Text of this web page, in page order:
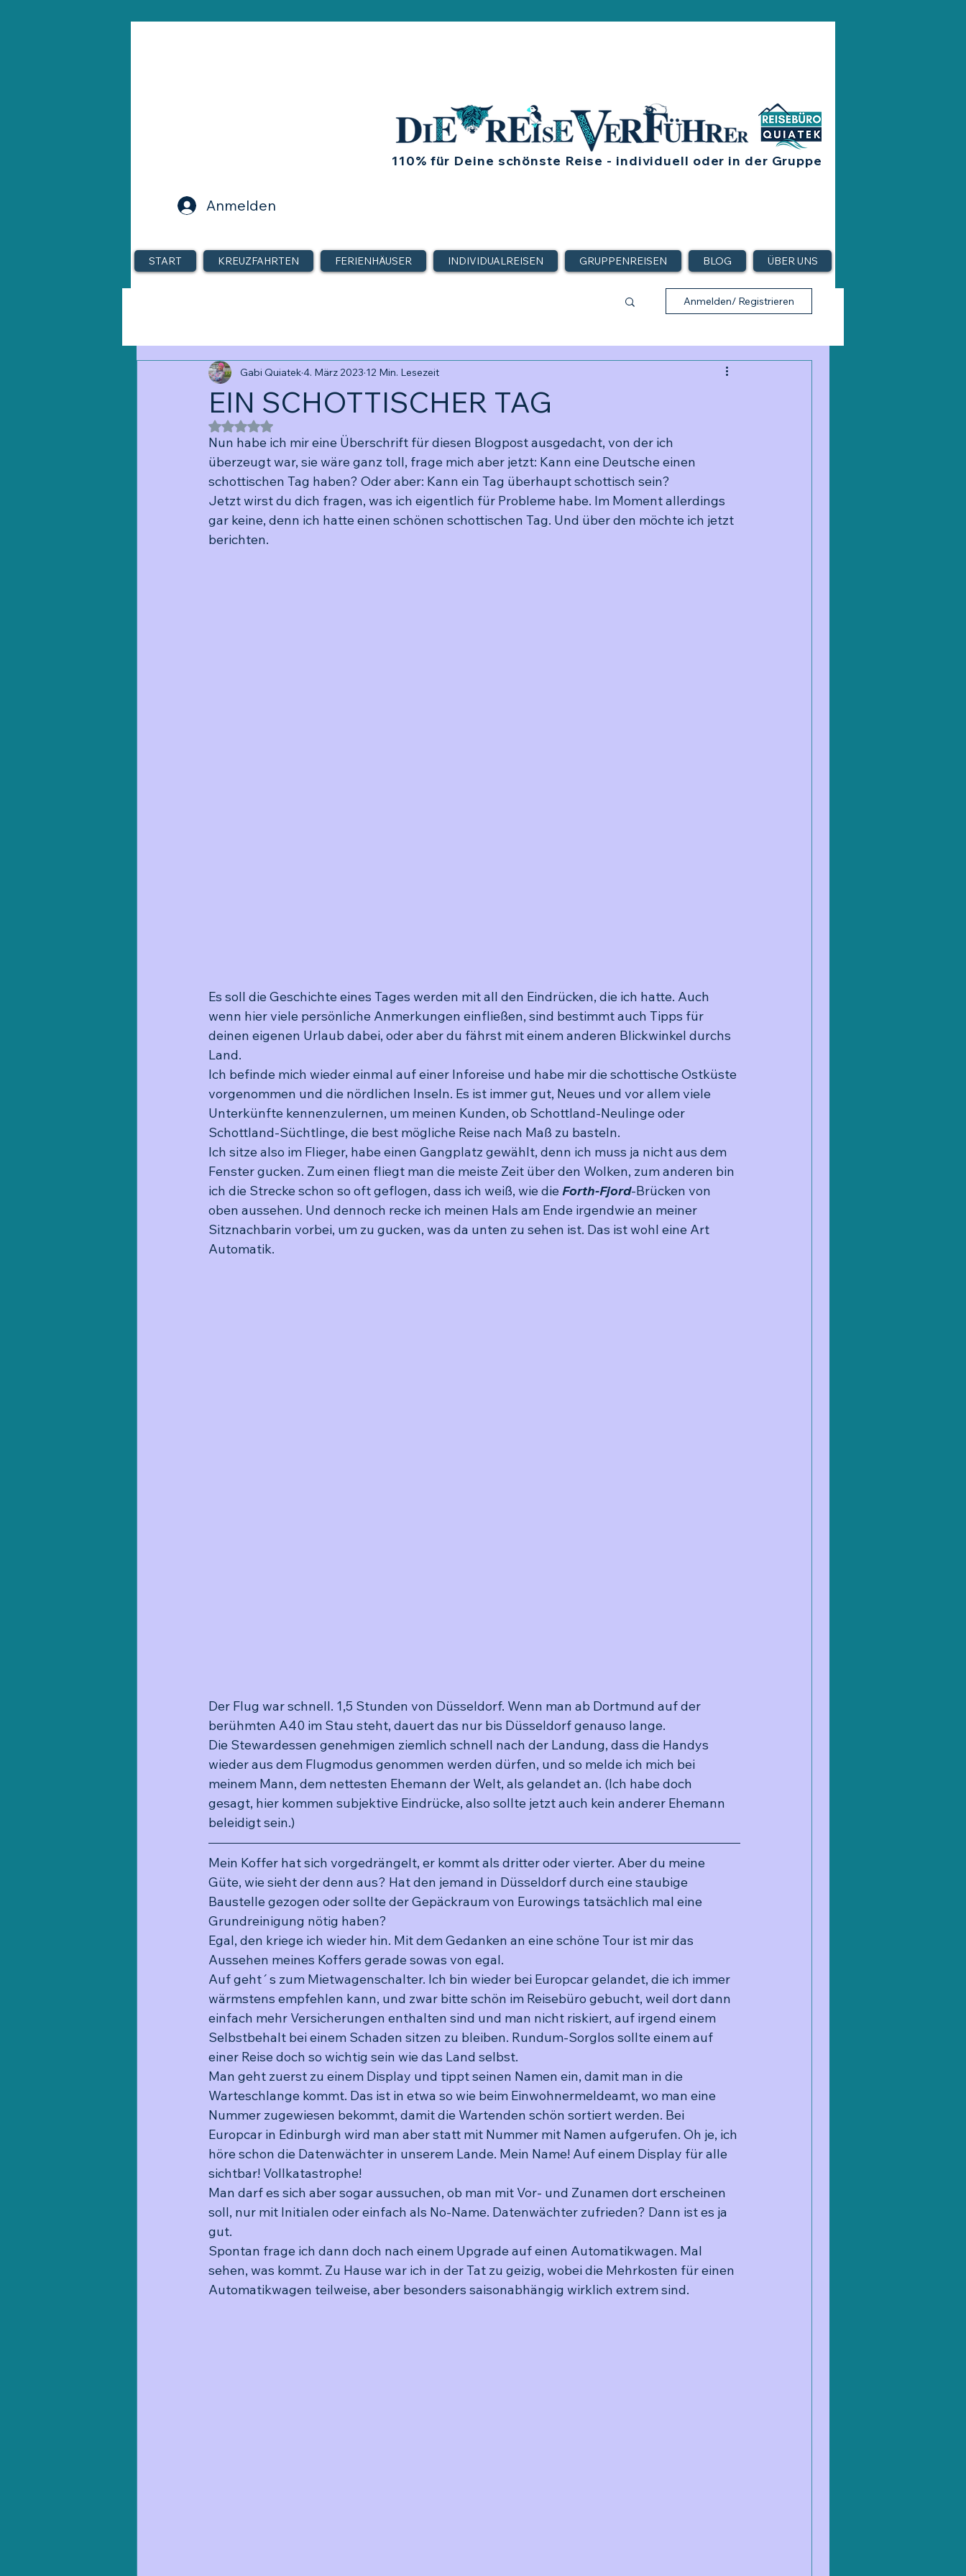
Anmelden
110% für Deine schönste Reise - individuell oder in der Gruppe
START KREUZFAHRTEN FERIENHÄUSER INDIVIDUALREISEN GRUPPENREISEN BLOG ÜBER UNS
Anmelden/ Registrieren
EIN SCHOTTISCHER TAG
Gabi Quiatek4. März 2023 12 Min. Lesezeit
Mit NaN von 5 Sternen bewertet.
Nun habe ich mir eine Überschrift für diesen Blogpost ausgedacht, von der ich
überzeugt war, sie wäre ganz toll, frage mich aber jetzt: Kann eine Deutsche einen
schottischen Tag haben? Oder aber: Kann ein Tag überhaupt schottisch sein?
Jetzt wirst du dich fragen, was ich eigentlich für Probleme habe. Im Moment allerdings
gar keine, denn ich hatte einen schönen schottischen Tag. Und über den möchte ich jetzt
berichten.
Es soll die Geschichte eines Tages werden mit all den Eindrücken, die ich hatte. Auch
wenn hier viele persönliche Anmerkungen einfließen, sind bestimmt auch Tipps für
deinen eigenen Urlaub dabei, oder aber du fährst mit einem anderen Blickwinkel durchs
Land.
Ich befinde mich wieder einmal auf einer Inforeise und habe mir die schottische Ostküste
vorgenommen und die nördlichen Inseln. Es ist immer gut, Neues und vor allem viele
Unterkünfte kennenzulernen, um meinen Kunden, ob Schottland-Neulinge oder
Schottland-Süchtlinge, die best mögliche Reise nach Maß zu basteln.
Ich sitze also im Flieger, habe einen Gangplatz gewählt, denn ich muss ja nicht aus dem
Fenster gucken. Zum einen fliegt man die meiste Zeit über den Wolken, zum anderen bin
ich die Strecke schon so oft geflogen, dass ich weiß, wie die Forth-Fjord-Brücken von
oben aussehen. Und dennoch recke ich meinen Hals am Ende irgendwie an meiner
Sitznachbarin vorbei, um zu gucken, was da unten zu sehen ist. Das ist wohl eine Art
Automatik.
Der Flug war schnell. 1,5 Stunden von Düsseldorf. Wenn man ab Dortmund auf der
berühmten A40 im Stau steht, dauert das nur bis Düsseldorf genauso lange.
Die Stewardessen genehmigen ziemlich schnell nach der Landung, dass die Handys
wieder aus dem Flugmodus genommen werden dürfen, und so melde ich mich bei
meinem Mann, dem nettesten Ehemann der Welt, als gelandet an. (Ich habe doch
gesagt, hier kommen subjektive Eindrücke, also sollte jetzt auch kein anderer Ehemann
beleidigt sein.)
Mein Koffer hat sich vorgedrängelt, er kommt als dritter oder vierter. Aber du meine
Güte, wie sieht der denn aus? Hat den jemand in Düsseldorf durch eine staubige
Baustelle gezogen oder sollte der Gepäckraum von Eurowings tatsächlich mal eine
Grundreinigung nötig haben?
Egal, den kriege ich wieder hin. Mit dem Gedanken an eine schöne Tour ist mir das
Aussehen meines Koffers gerade sowas von egal.
Auf geht´s zum Mietwagenschalter. Ich bin wieder bei Europcar gelandet, die ich immer
wärmstens empfehlen kann, und zwar bitte schön im Reisebüro gebucht, weil dort dann
einfach mehr Versicherungen enthalten sind und man nicht riskiert, auf irgend einem
Selbstbehalt bei einem Schaden sitzen zu bleiben. Rundum-Sorglos sollte einem auf
einer Reise doch so wichtig sein wie das Land selbst.
Man geht zuerst zu einem Display und tippt seinen Namen ein, damit man in die
Warteschlange kommt. Das ist in etwa so wie beim Einwohnermeldeamt, wo man eine
Nummer zugewiesen bekommt, damit die Wartenden schön sortiert werden. Bei
Europcar in Edinburgh wird man aber statt mit Nummer mit Namen aufgerufen. Oh je, ich
höre schon die Datenwächter in unserem Lande. Mein Name! Auf einem Display für alle
sichtbar! Vollkatastrophe!
Man darf es sich aber sogar aussuchen, ob man mit Vor- und Zunamen dort erscheinen
soll, nur mit Initialen oder einfach als No-Name. Datenwächter zufrieden? Dann ist es ja
gut.
Spontan frage ich dann doch nach einem Upgrade auf einen Automatikwagen. Mal
sehen, was kommt. Zu Hause war ich in der Tat zu geizig, wobei die Mehrkosten für einen
Automatikwagen teilweise, aber besonders saisonabhängig wirklich extrem sind.